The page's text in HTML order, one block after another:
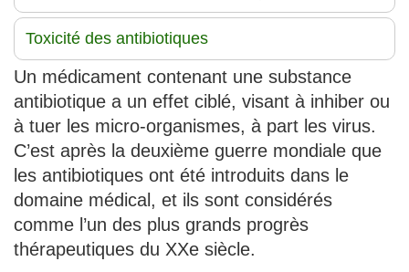
Toxicité des antibiotiques
Un médicament contenant une substance
antibiotique a un effet ciblé, visant à inhiber ou
à tuer les micro-organismes, à part les virus.
C’est après la deuxième guerre mondiale que
les antibiotiques ont été introduits dans le
domaine médical, et ils sont considérés
comme l’un des plus grands progrès
thérapeutiques du XXe siècle.